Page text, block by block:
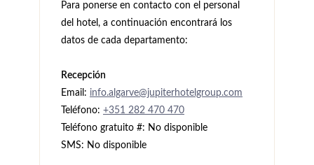
Para ponerse en contacto con el personal
del hotel, a continuación encontrará los
datos de cada departamento:
Recepción
Email: info.algarve@jupiterhotelgroup.com
Teléfono: +351 282 470 470
Teléfono gratuito #: No disponible
SMS: No disponible